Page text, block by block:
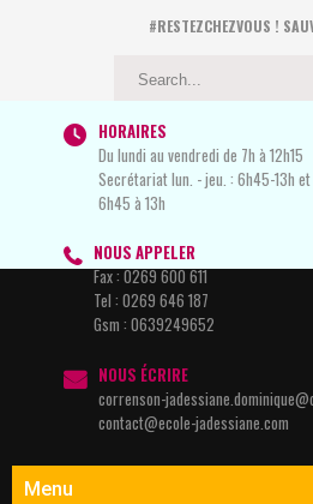
#RESTEZCHEZVOUS !
HORAIRES
Du lundi au vendredi de 7h à 12h15
Secrétariat lun. - jeu. : 6h45-13h et
6h45 à 13h
NOUS APPELER
Fax :0269 600 611
Tel : 0269 646 187
Gsm : 0639249652
NOUS ÉCRIRE
correnson-
contact@ecole-jadessiane.com
Menu